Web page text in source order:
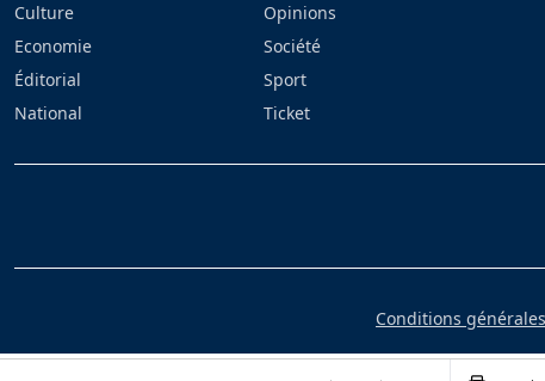
Culture
Economie
Éditorial
National
Opinions
Société
Sport
Ticket
Conditions